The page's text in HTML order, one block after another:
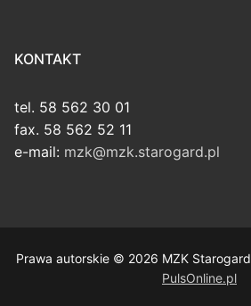
KONTAKT
tel. 58 562 30 01
fax. 58 562 52 11
e-mail: mzk@mzk.starogard.pl
Prawa autorskie © 2026 MZK
PulsOnline.pl